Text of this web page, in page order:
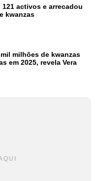
121 activos e arrecadou
kwanzas
milhões de kwanzas
em 2025, revela Vera